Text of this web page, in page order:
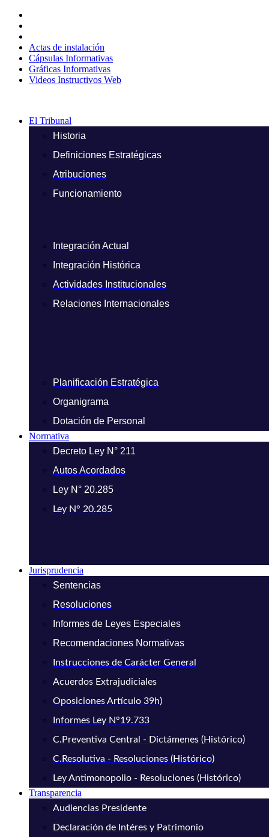
contenido
Actas de instalación
Cápsulas Informativas
Gráficas Informativas
Videos Instructivos Web
El Tribunal
Historia
Definiciones Estratégicas
Atribuciones
Funcionamiento
Integración Actual
Integración Histórica
Actividades Institucionales
Relaciones Internacionales
Planificación Estratégica
Organigrama
Dotación de Personal
Normativa
Decreto Ley N° 211
Autos Acordados
Ley N° 20.285
Ley N° 20.285
Jurisprudencia
Sentencias
Resoluciones
Informes de Leyes Especiales
Recomendaciones Normativas
Instrucciones de Carácter General
Acuerdos Extrajudiciales
Oposiciones Artículo 39h)
Informes Ley N°19.733
C.Preventiva Central - Dictámenes (Histórico)
C.Resolutiva - Resoluciones (Histórico)
Ley Antimonopolio - Resoluciones (Histórico)
Transparencia
Audiencias Presidente
Declaración de Intéres y Patrimonio